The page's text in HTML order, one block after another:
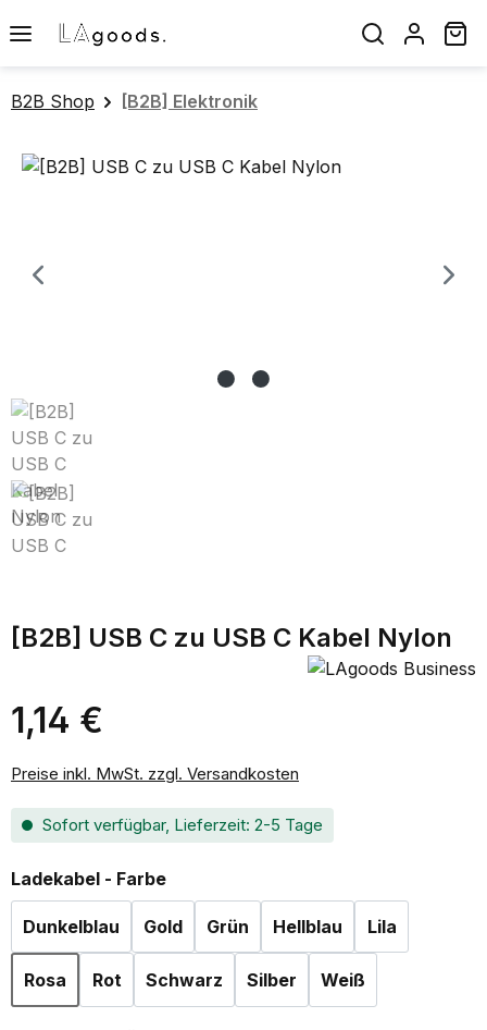
Zum Hauptinhalt springen
B2B Shop [B2B] Elektronik
Bildergalerie überspringen
[B2B] USB C zu USB C Kabel Nylon
Regulärer Preis:
1,14 €
Preise inkl. MwSt. zzgl. Versandkosten
Sofort verfügbar, Lieferzeit: 2-5 Tage
Ladekabel - Farbeauswählen
Dunkelblau Gold Grün Hellblau Lila
Rosa Rot Schwarz Silber Weiß